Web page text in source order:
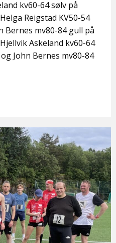
kv60-64 sølv på
Reigstad KV50-54
Bernes mv80-84 gull på
Askeland kv60-64
John Bernes mv80-84